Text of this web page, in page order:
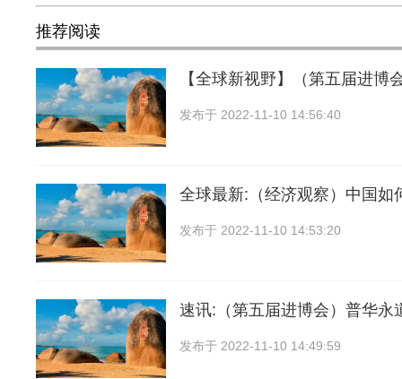
推荐阅读
【全球新视野】（第五届进博
发布于 2022-11-10 14:56:40
全球最新:（经济观察）中国如
发布于 2022-11-10 14:53:20
速讯:（第五届进博会）普华永
发布于 2022-11-10 14:49:59